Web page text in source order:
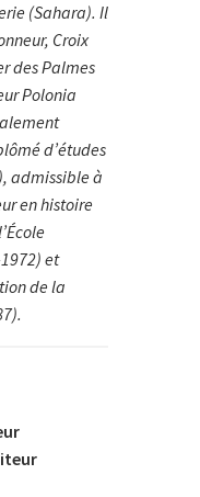
(Sahara). Il
Croix
des Pal­mes
Polonia
d’études
admissible à
en histoire
et
de la